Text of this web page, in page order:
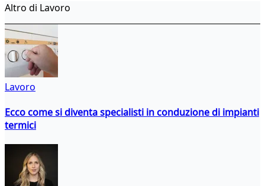
Altro di Lavoro
Lavoro
Ecco come si diventa specialisti in conduzione di impianti
termici